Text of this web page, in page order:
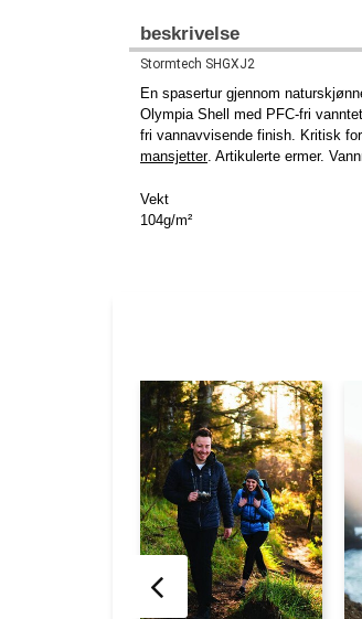
beskrivelse
Stormtech SHGXJ2
En spasertur gjennom
Olympia Shell med PFC-fri
fri vannavvisende finish. Kritisk
mansjetter. Artikulerte ermer.
Vekt
104g/m²